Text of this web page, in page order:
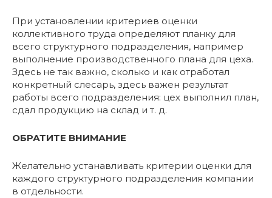
При установлении критериев оценки
коллективного труда определяют планку для
всего структурного подразделения, например
выполнение производственного плана для цеха.
Здесь не так важно, сколько и как отработал
конкретный слесарь, здесь важен результат
работы всего подразделения: цех выполнил план,
сдал продукцию на склад и т. д.
ОБРАТИТЕ ВНИМАНИЕ
Желательно устанавливать критерии оценки для
каждого структурного подразделения компании
в отдельности.